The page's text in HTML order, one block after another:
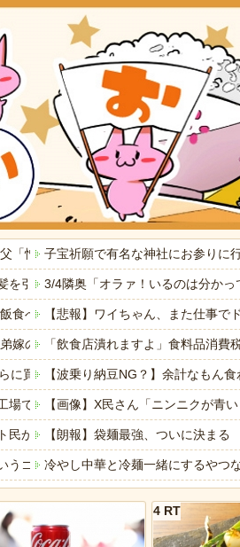
「憎い！命が尽きても奴らに絶対復
を引っ張られ、子供が悪戯してるのか
食べないのなんでなん
嫁の子供から「ガンの匂い」がし始め
に買ったの見て（カネモ…！）って思っ
場で月1000台を目指す
民から「新社会人の初ボーナスくらいし
うゴミイベント ガチで高すぎると話題
最高な画像」貼っていけｗｗｗｗｗ
子宝祈願で有名な神社にお参りに
3/4隣奥「オラァ！いるのは分か
【悲報】ワイちゃん、また仕事
「飲食店潰れますよ」食料品消費
【波乗り納豆NG？】余計なもん
【画像】X民さん「ニンニクが青
【朗報】袋麺最強、ついに決まる
冷やし中華と冷麺一緒にするやつ
【時代】府中本町駅が構内に掲示
4 RT